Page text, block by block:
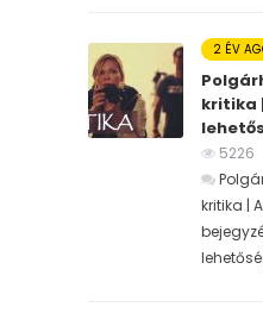
2 ÉV
kritika
5226
kritika |